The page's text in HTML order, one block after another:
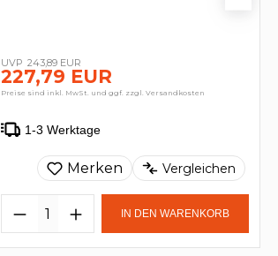
243,89 EUR
227,79 EUR
Preise sind inkl. MwSt. und ggf. zzgl. Versandkosten
1-3 Werktage
Merken Vergleichen
IN DEN WARENKORB